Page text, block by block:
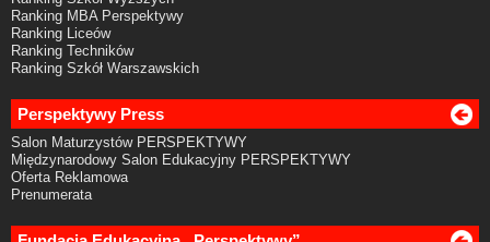
Ranking MBA Perspektywy
Ranking Liceów
Ranking Techników
Ranking Szkół Warszawskich
Perspektywy Press
Salon Maturzystów PERSPEKTYWY
Międzynarodowy Salon Edukacyjny PERSPEKTYWY
Oferta Reklamowa
Prenumerata